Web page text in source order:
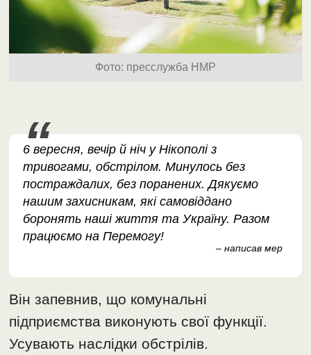
Фото: пресслужба НМР
6 вересня, вечір й ніч у Нікополі з
тривогами, обстрілом. Минулось без
постраждалих, без поранених. Дякуємо
нашим захисникам, які самовіддано
боронять наші життя та Україну. Разом
працюємо на Перемогу!
– написав мер
Він запевнив, що комунальні
підприємства виконують свої функції.
Усувають наслідки обстрілів.